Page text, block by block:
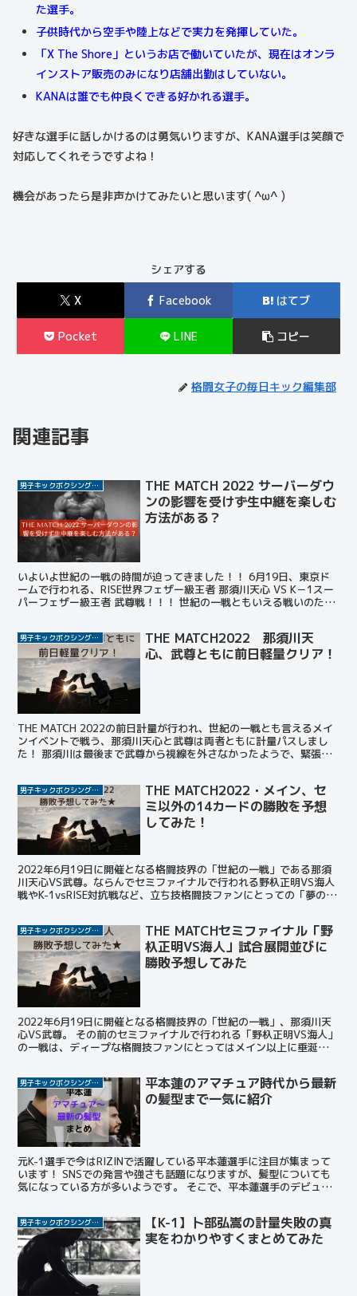
た選手。
子供時代から空手や陸上などで実力を発揮していた。
「X The Shore」というお店で働いていたが、現在はオンラ
インストア販売のみになり店舗出勤はしていない。
KANAは誰でも仲良くできる好かれる選手。
好きな選手に話しかけるのは勇気いりますが、KANA選手は笑顔で
対応してくれそうですよね！
機会があったら是非声かけてみたいと思います( ^ω^ )
シェアする
X Facebook はてブ
Pocket LINE コピー
格闘女子の毎日キック編集部
関連記事
男子キックボクシング選手
THE MATCH 2022 サーバーダウ
ンの影響を受けず生中継を楽しむ
方法がある？
いよいよ世紀の一戦の時間が迫ってきました！！ 6月19日、東京ド
ームで行われる、RISE世界フェザー級王者 那須川天心 VS K－1スー
パーフェザー級王者 武尊戦！！！ 世紀の一戦ともいえる戦いのため
男子キックボクシング選手
THE MATCH2022 那須川天
心、武尊ともに前日軽量クリア！
THE MATCH 2022の前日計量が行われ、世紀の一戦とも言えるメイ
ンイベントで戦う、那須川天心と武尊は両者ともに計量パスしまし
た！ 那須川は最後まで武尊から視線を外さなかったようで、緊張の
男子キックボクシング選手
THE MATCH2022・メイン、セ
ミ以外の14カードの勝敗を予想
してみた！
2022年6月19日に開催となる格闘技界の「世紀の一戦」である那須
川天心VS武尊。ならんでセミファイナルで行われる野杁正明VS海人
戦やK-1vsRISE対抗戦など、立ち技格闘技ファンにとっての「夢のカ
男子キックボクシング選手
THE MATCHセミファイナル「野
杁正明VS海人」試合展開並びに
勝敗予想してみた
2022年6月19日に開催となる格闘技界の「世紀の一戦」、那須川天
心VS武尊。 その前のセミファイナルで行われる「野杁正明VS海人」
の一戦は、ディープな格闘技ファンにとってはメイン以上に垂涎の
男子キックボクシング選手
平本蓮のアマチュア時代から最新
の髪型まで一気に紹介
元K-1選手で今はRIZINで活躍している平本蓮選手に注目が集まって
います！ SNSでの発言や強さも話題になりますが、髪型についても
気になっている方が多いようです。 そこで、平本蓮選手のデビュー
男子キックボクシング選手
【K-1】卜部弘嵩の計量失敗の真
実をわかりやすくまとめてみた